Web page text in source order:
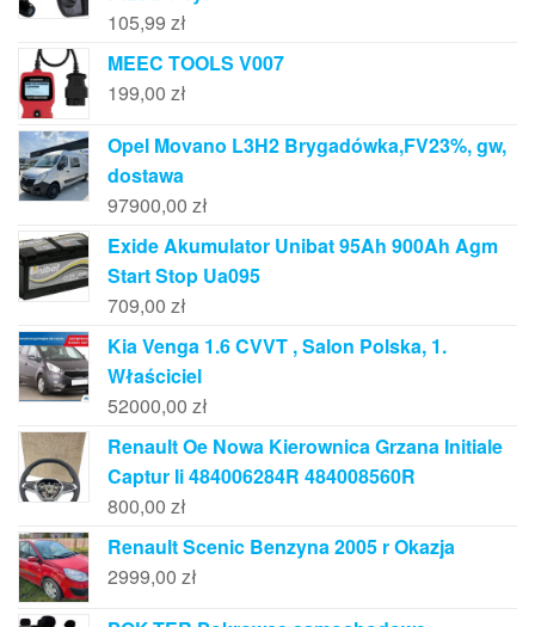
105,99 zł
MEEC TOOLS V007
199,00 zł
Opel Movano L3H2 Brygadówka,FV23%, gw,
dostawa
97900,00 zł
Exide Akumulator Unibat 95Ah 900Ah Agm
Start Stop Ua095
709,00 zł
Kia Venga 1.6 CVVT , Salon Polska, 1.
Właściciel
52000,00 zł
Renault Oe Nowa Kierownica Grzana Initiale
Captur Ii 484006284R 484008560R
800,00 zł
Renault Scenic Benzyna 2005 r Okazja
2999,00 zł